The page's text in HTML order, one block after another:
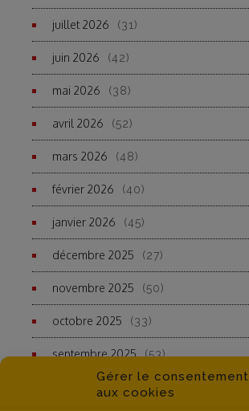
Gérer le consentement
aux cookies
juillet 2026 (31)
juin 2026 (42)
mai 2026 (38)
avril 2026 (52)
mars 2026 (48)
février 2026 (40)
janvier 2026 (45)
décembre 2025 (27)
novembre 2025 (50)
octobre 2025 (33)
septembre 2025 (53)